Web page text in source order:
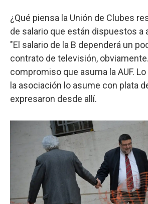
¿Qué piensa la Unión de Clubes
de salario que están dispuestos a
"El salario de la B dependerá un
contrato de televisión, obviamente.
compromiso que asuma la AUF.
la asociación lo asume con plata
expresaron desde allí.